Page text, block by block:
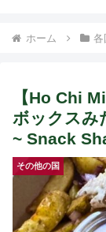
ホーム 各
【Ho Chi
ボックスみ
~ Snack
その他の国